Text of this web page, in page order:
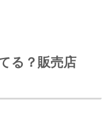
る？販売店